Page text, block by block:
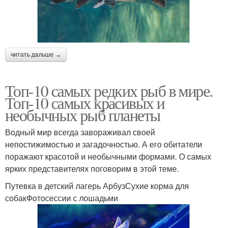
читать дальше →
Топ-10 самых редких рыб в мире.
Топ-10 самых красивых и
необычных рыб планеты
Водный мир всегда завораживал своей
непостижимостью и загадочностью. А его обитатели
поражают красотой и необычными формами. О самых
ярких представителях поговорим в этой теме.
Путевка в детский лагерь АрбузСухие корма для
собакФотосессии с лошадьми